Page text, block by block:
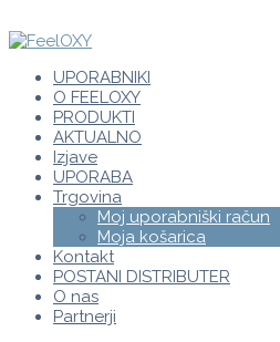
UPORABNIKI
O FEELOXY
PRODUKTI
AKTUALNO
Izjave
UPORABA
Trgovina
Moj uporabniški račun
Moja košarica
Kontakt
POSTANI DISTRIBUTER
O nas
Partnerji